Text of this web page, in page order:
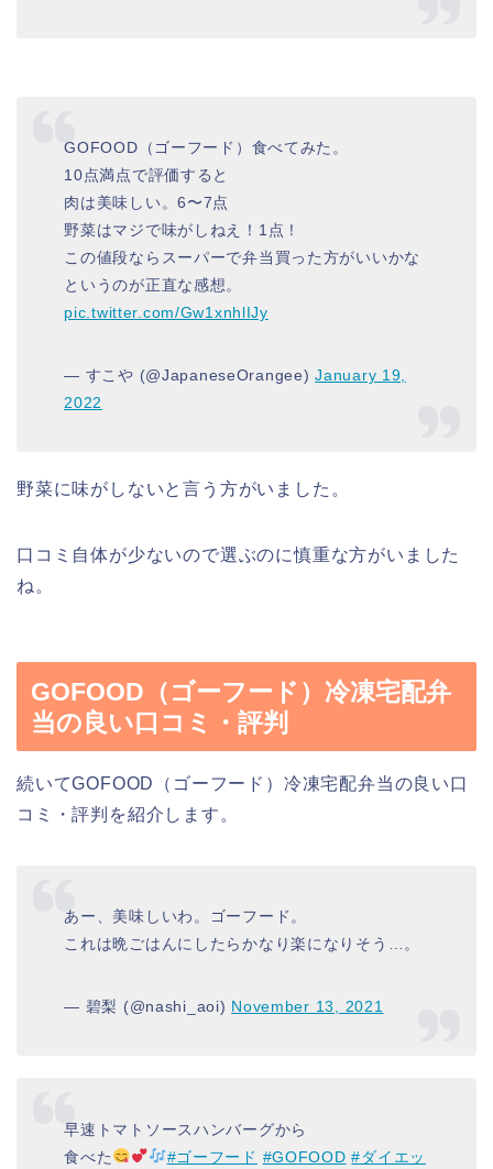
GOFOOD（ゴーフード）食べてみた。
10点満点で評価すると
肉は美味しい。6〜7点
野菜はマジで味がしねえ！1点！
この値段ならスーパーで弁当買った方がいいかな
というのが正直な感想。
pic.twitter.com/Gw1xnhlIJy
— すこや (@JapaneseOrangee)January 19,
2022
野菜に味がしないと言う方がいました。
口コミ自体が少ないので選ぶのに慎重な方がいました
ね。
GOFOOD（ゴーフード）冷凍宅配弁
当の良い口コミ・評判
続いてGOFOOD（ゴーフード）冷凍宅配弁当の良い口
コミ・評判を紹介します。
あー、美味しいわ。ゴーフード。
これは晩ごはんにしたらかなり楽になりそう…。
— 碧梨 (@nashi_aoi) November 13, 2021
早速トマトソースハンバーグから
食べた
#ゴーフード #GOFOOD #ダイエッ